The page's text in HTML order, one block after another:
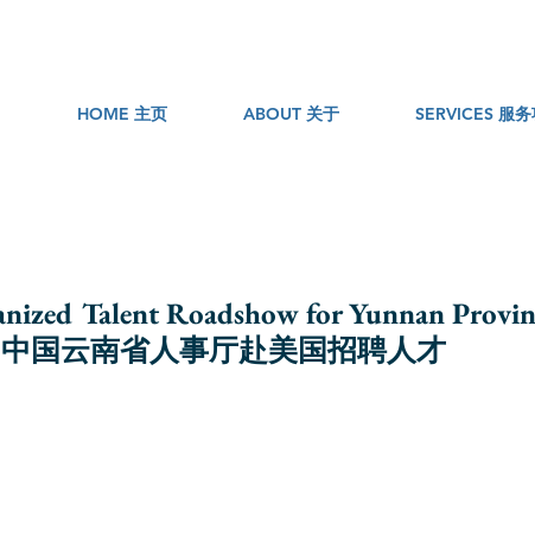
HOME 主页 ABOUT 关于 SERVICES 服务
Talent Roadshow for Yunnan
国云南省人事厅赴美国招聘人才